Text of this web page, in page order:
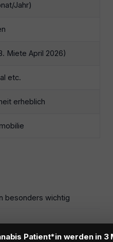
Jahr)
Miete April 2026)
etc.
erheblich
besonders wichtig
Patient*in werden in 3